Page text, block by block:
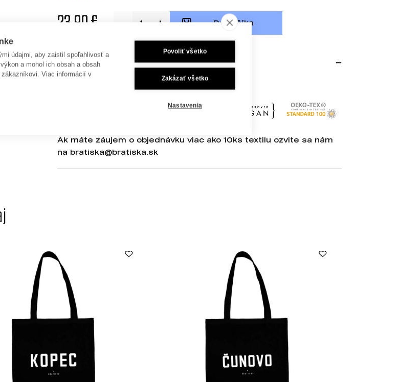
23,90 € Do košíka
Detaily
Tričko zo 100% organickej bavlny.
Ak máte záujem o objednávku viac ako 10ks textilu ozvite sa nám
na bratiska@bratiska.sk
údajmi, aby zaistil spoľahlivosť a
a mohol ich obsah a obsah
zákazníkovi. Viac informácií v
Povoliť všetko
Zakázať všetko
Nastavenia